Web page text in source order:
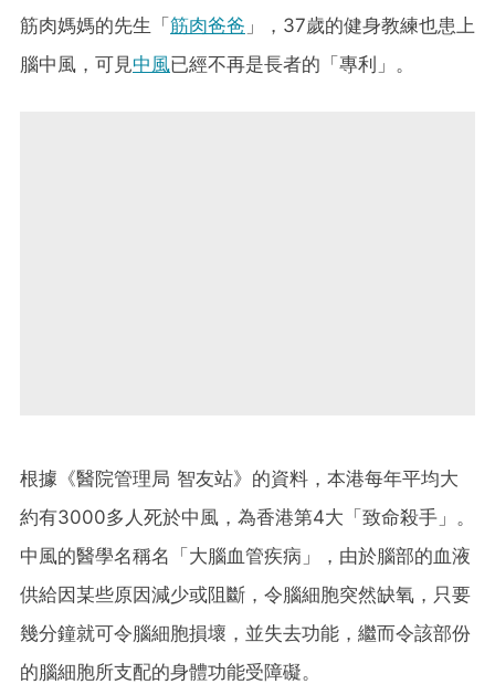
筋肉媽媽的先生「筋肉爸爸 」，37歲的健身教練也患上
腦中風，可見中風已經不再是長者的「專利」。
根據《醫院管理局 智友站》的資料，本港每年平均大
約有3000多人死於中風，為香港第4大「致命殺手」。
中風的醫學名稱名「大腦血管疾病」，由於腦部的血液
供給因某些原因減少或阻斷，令腦細胞突然缺氧，只要
幾分鐘就可令腦細胞損壞，並失去功能，繼而令該部份
的腦細胞所支配的身體功能受障礙。